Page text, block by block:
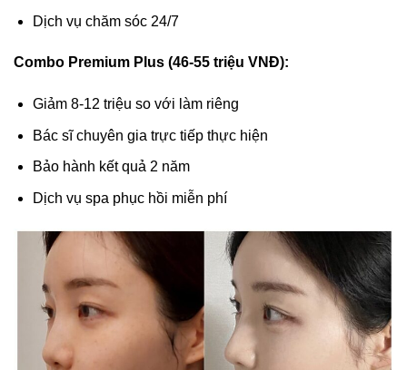
Dịch vụ chăm sóc 24/7
Combo Premium Plus (46-55 triệu VNĐ):
Giảm 8-12 triệu so với làm riêng
Bác sĩ chuyên gia trực tiếp thực hiện
Bảo hành kết quả 2 năm
Dịch vụ spa phục hồi miễn phí